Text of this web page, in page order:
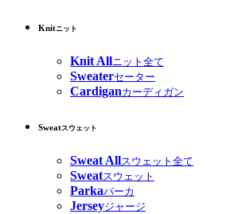
Knitニット
Knit Allニット全て
Sweaterセーター
Cardiganカーディガン
Sweatスウェット
Sweat Allスウェット全て
Sweatスウェット
Parkaパーカ
Jerseyジャージ